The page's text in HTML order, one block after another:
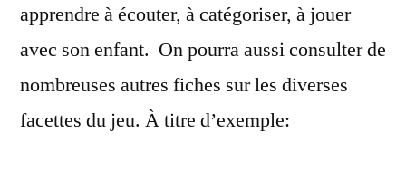
apprendre à écouter, à catégoriser, à jouer
avec son enfant. On pourra aussi consulter de
nombreuses autres fiches sur les diverses
facettes du jeu. À titre d’exemple: